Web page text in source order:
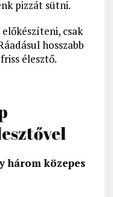
pizzát sütni.
csak
hosszabb
élesztő.
három közepes